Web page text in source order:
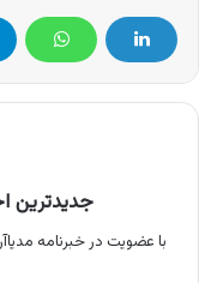
جدیدترین
با عضویت در خبرنامه